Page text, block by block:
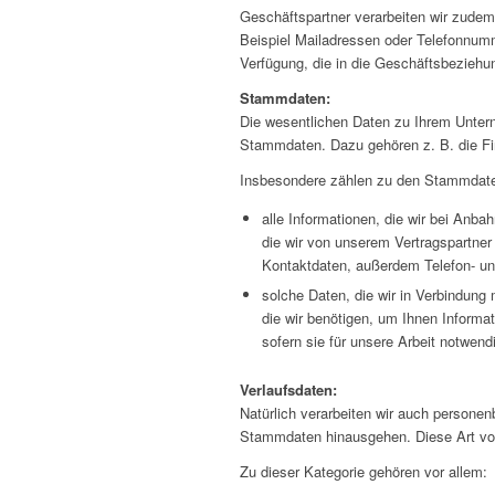
Geschäftspartner verarbeiten wir
Beispiel Mailadressen oder
Verfügung, die in die
Stammdaten:
Die wesentlichen Daten zu Ihrem
Stammdaten. Dazu gehören z. B. die
Insbesondere zählen zu den
alle Informationen, die wir bei
die wir von unserem
Kontaktdaten, außerdem Telefon-
solche Daten, die wir in
die wir benötigen, um Ihnen
sofern sie für unsere Arbeit
Verlaufsdaten:
Natürlich verarbeiten wir auch
Stammdaten hinausgehen. Diese Art
Zu dieser Kategorie gehören vor allem: